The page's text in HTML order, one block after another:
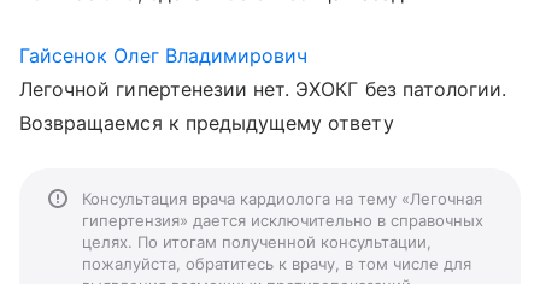
Гайсенок Олег Владимирович
Легочной гипертенезии нет. ЭХОКГ без патологии.
Возвращаемся к предыдущему ответу
Консультация врача кардиолога на тему «Легочная
гипертензия» дается исключительно в справочных
целях. По итогам полученной консультации,
пожалуйста, обратитесь к врачу, в том числе для